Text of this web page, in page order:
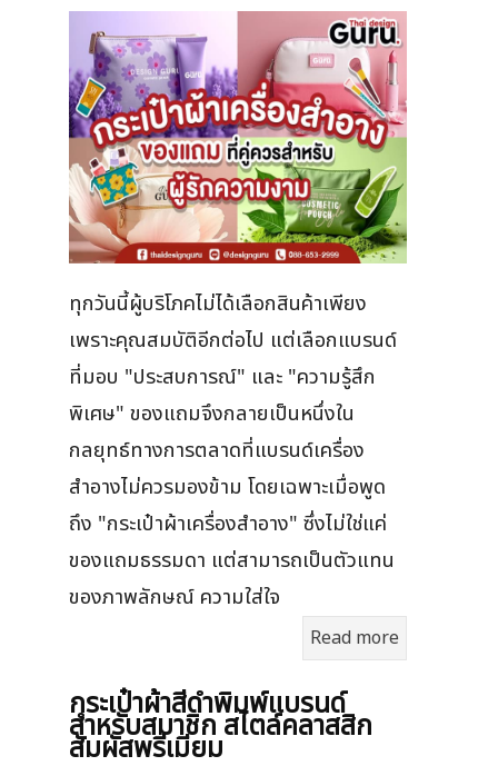
ทุกวันนี้ผู้บริโภคไม่ได้เลือกสินค้าเพียง
เพราะคุณสมบัติอีกต่อไป แต่เลือกแบรนด์
ที่มอบ "ประสบการณ์" และ "ความรู้สึก
พิเศษ" ของแถมจึงกลายเป็นหนึ่งใน
กลยุทธ์ทางการตลาดที่แบรนด์เครื่อง
สำอางไม่ควรมองข้าม โดยเฉพาะเมื่อพูด
ถึง "กระเป๋าผ้าเครื่องสำอาง" ซึ่งไม่ใช่แค่
ของแถมธรรมดา แต่สามารถเป็นตัวแทน
ของภาพลักษณ์ ความใส่ใจ
Read more
กระเป๋าผ้าสีดำพิมพ์แบรนด์
สำหรับสมาชิก สไตล์คลาสสิก
สัมผัสพรีเมียม